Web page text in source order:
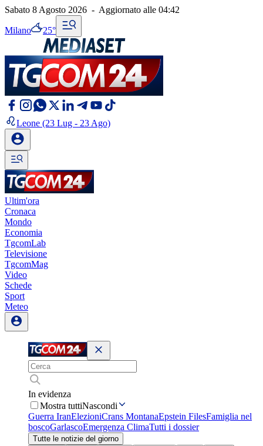
Sabato 8 Agosto 2026 - Aggiornato alle 04:42
Milano 25°
Leone (23 Lug - 23 Ago)
Ultim'ora
Cronaca
Mondo
Economia
TgcomLab
Televisione
TgcomMag
Video
Schede
Sport
Meteo
In evidenza
Mostra tuttiNascondi
Guerra IranElezioniCrans MontanaEpstein FilesFamiglia nel
boscoGarlascoEmergenza ClimaTutti i dossier
Tutte le notizie del giorno